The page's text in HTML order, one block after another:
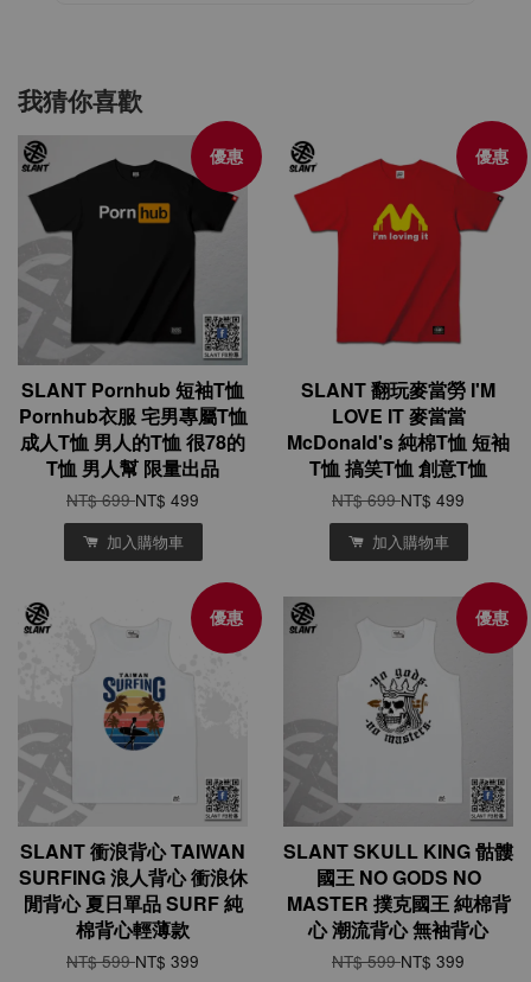
我猜你喜歡
優惠
SLANT Pornhub 短袖T恤
Pornhub衣服 宅男專屬T恤
成人T恤 男人的T恤 很78的
T恤 男人幫 限量出品
NT$ 699NT$ 499
加入購物車
優惠
SLANT 翻玩麥當勞 I'M
LOVE IT 麥當當
McDonald's 純棉T恤 短袖
T恤 搞笑T恤 創意T恤
NT$ 699NT$ 499
加入購物車
優惠
SLANT 衝浪背心 TAIWAN
SURFING 浪人背心 衝浪休
閒背心 夏日單品 SURF 純
棉背心輕薄款
NT$ 599NT$ 399
優惠
SLANT SKULL KING 骷髏
國王 NO GODS NO
MASTER 撲克國王 純棉背
心 潮流背心 無袖背心
NT$ 599NT$ 399